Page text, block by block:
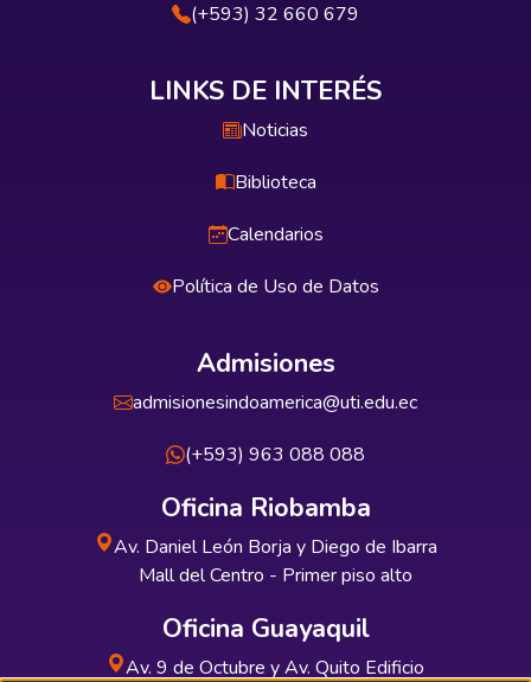
(+593) 32 660 679
LINKS DE INTERÉS
Noticias
Biblioteca
Calendarios
Política de Uso de Datos
Admisiones
admisionesindoamerica@uti.edu.ec
(+593) 963 088 088
Oficina Riobamba
Av. Daniel León Borja y Diego de Ibarra
Mall del Centro - Primer piso alto
Oficina Guayaquil
Av. 9 de Octubre y Av. Quito Edificio